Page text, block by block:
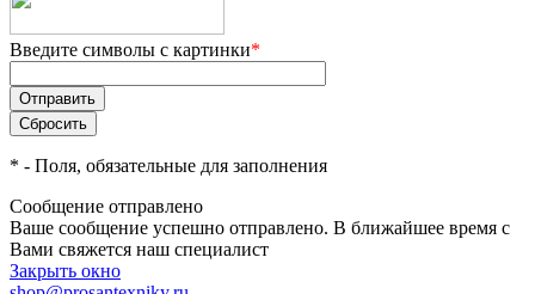
Введите символы с картинки*
* - Поля, обязательные для заполнения
Сообщение отправлено
Ваше сообщение успешно отправлено. В ближайшее время с
Вами свяжется наш специалист
Закрыть окно